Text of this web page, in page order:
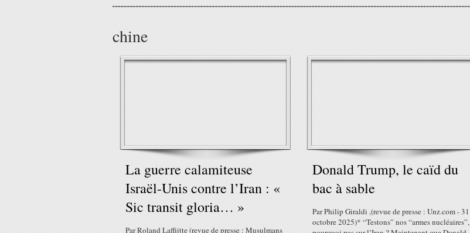
chine
La guerre calamiteuse
Israël-Unis contre l’Iran : «
Sic transit gloria… »
Par Roland Laffiitte (revue de presse : Musulmans
Donald Trump, le caïd du
bac à sable
Par Philip Giraldi ,(revue de presse : Unz.com - 31
octobre 2025)* “Testons” nos “armes nucléaires”,